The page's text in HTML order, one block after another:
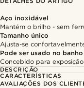
Aço inoxidável
Mantém o brilho - sem
Tamanho único
Ajusta-se
Pode ser usado no banho
Concebido para
DESCRIÇÃO
CARACTERÍSTICAS
AVALIAÇÕES DOS